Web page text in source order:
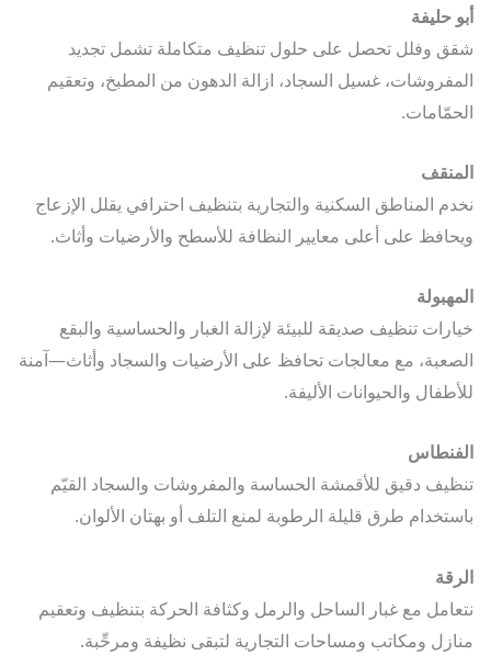
حليفة
وفلل تحصل على حلول تنظيف متكاملة تشمل تجديد
غسيل السجاد، ازالة الدهون من المطبخ، وتعقيم
المناطق السكنية والتجارية بتنظيف احترافي يقلل الإزعاج
على أعلى معايير النظافة للأسطح والأرضيات وأثاث.
تنظيف صديقة للبيئة لإزالة الغبار والحساسية والبقع
مع معالجات تحافظ على الأرضيات والسجاد وأثاث—آمنة
والحيوانات الأليفة.
دقيق للأقمشة الحساسة والمفروشات والسجاد القيّم
طرق قليلة الرطوبة لمنع التلف أو بهتان الألوان.
مع غبار الساحل والرمل وكثافة الحركة بتنظيف وتعقيم
ومكاتب ومساحات التجارية لتبقى نظيفة ومرحِّبة.